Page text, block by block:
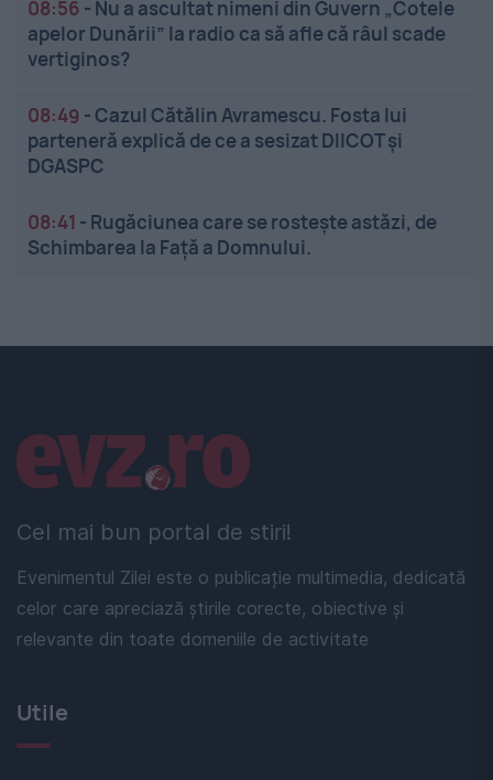
08:56 - Nu a ascultat nimeni din Guvern „Cotele
apelor Dunării” la radio ca să afle că râul scade
vertiginos?
08:49 -Cazul Cătălin Avramescu. Fosta lui
parteneră explică de ce a sesizat DIICOT și
DGASPC
08:41 - Rugăciunea care se rostește astăzi, de
Schimbarea la Față a Domnului.
Cel mai bun portal de stiri!
Evenimentul Zilei este o publicație multimedia, dedicată
celor care apreciază știrile corecte, obiective și
relevante din toate domeniile de activitate
Linkuri utile
Utile